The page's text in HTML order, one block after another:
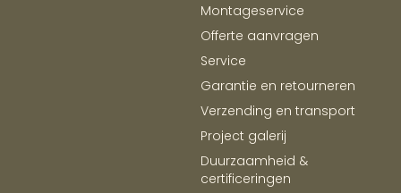
Montageservice
Offerte aanvragen
Service
Garantie en retourneren
Verzending en transport
Project galerij
Duurzaamheid &
certificeringen